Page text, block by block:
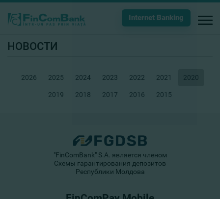
Internet Banking
НОВОСТИ
2026 2025 2024 2023 2022 2021 2020
2019 2018 2017 2016 2015
"FinComBank" S.A. является членом
Схемы гарантирования депозитов
Республики Молдова